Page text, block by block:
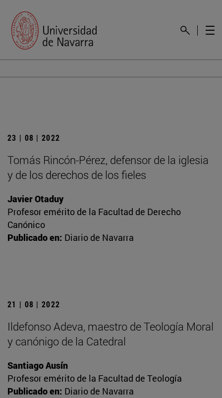
23 | 08 | 2022
Tomás Rincón-Pérez, defensor de la iglesia
y de los derechos de los fieles
Javier Otaduy
Profesor emérito de la Facultad de Derecho
Canónico
Publicado en: Diario de Navarra
21 | 08 | 2022
Ildefonso Adeva, maestro de Teología Moral
y canónigo de la Catedral
Santiago Ausín
Profesor emérito de la Facultad de Teología
Publicado en: Diario de Navarra